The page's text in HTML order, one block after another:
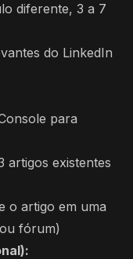
diferente, 3 a 7
do LinkedIn
para
artigos existentes
o artigo em uma
fórum)